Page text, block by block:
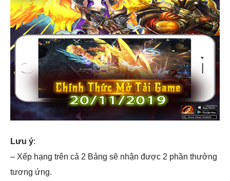
Lưu ý:
– Xếp hạng trên cả 2 Bảng sẽ nhận được 2 phần thưởng
tương ứng.